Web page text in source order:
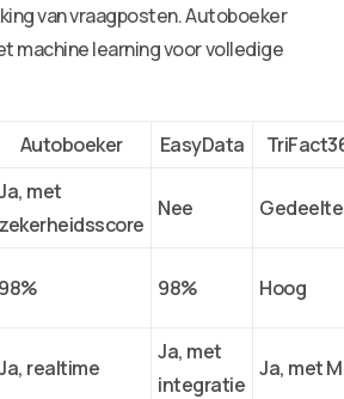
van vraagposten. Autoboeker
machine learning voor volledige
Autoboeker EasyData
met
zekerheidsscore
Nee
98% 98% Hoog
realtime
Ja, met
integratie
Ja, met